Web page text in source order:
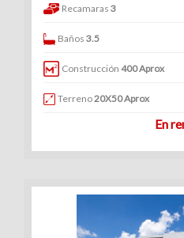
Recamaras 3
Baños3.5
Construcción 400 Aprox
Terreno20X50 Aprox
En